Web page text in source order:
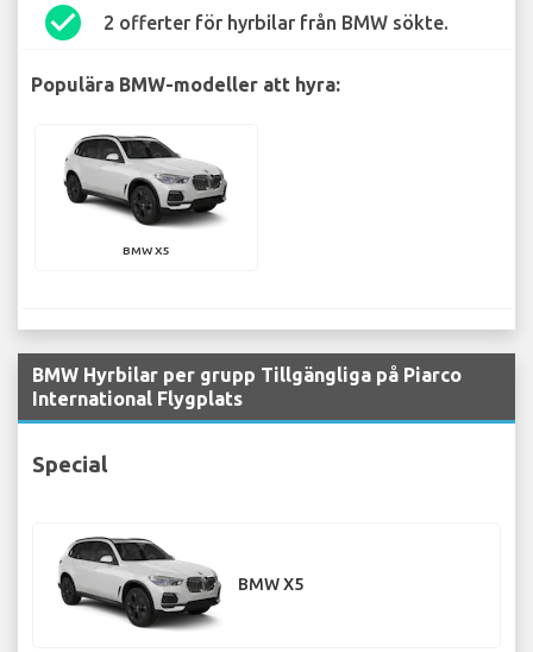
check_circle 2 offerter för hyrbilar från BMW sökte.
Populära BMW-modeller att hyra:
BMW X5
BMW Hyrbilar per grupp Tillgängliga på Piarco
International Flygplats
Special
BMW X5